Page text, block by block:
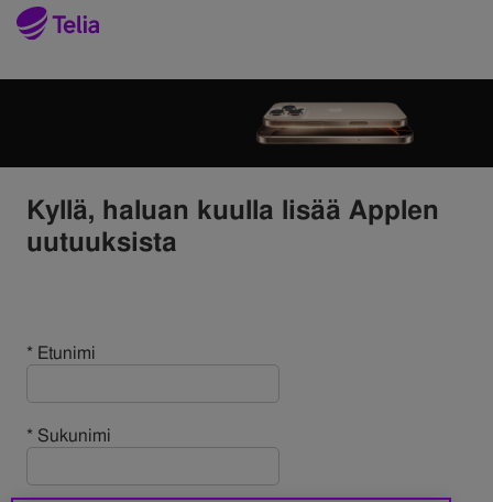
er (noscript) -->
Kyllä, haluan kuulla lisää Applen
uutuuksista
* Etunimi
* Sukunimi